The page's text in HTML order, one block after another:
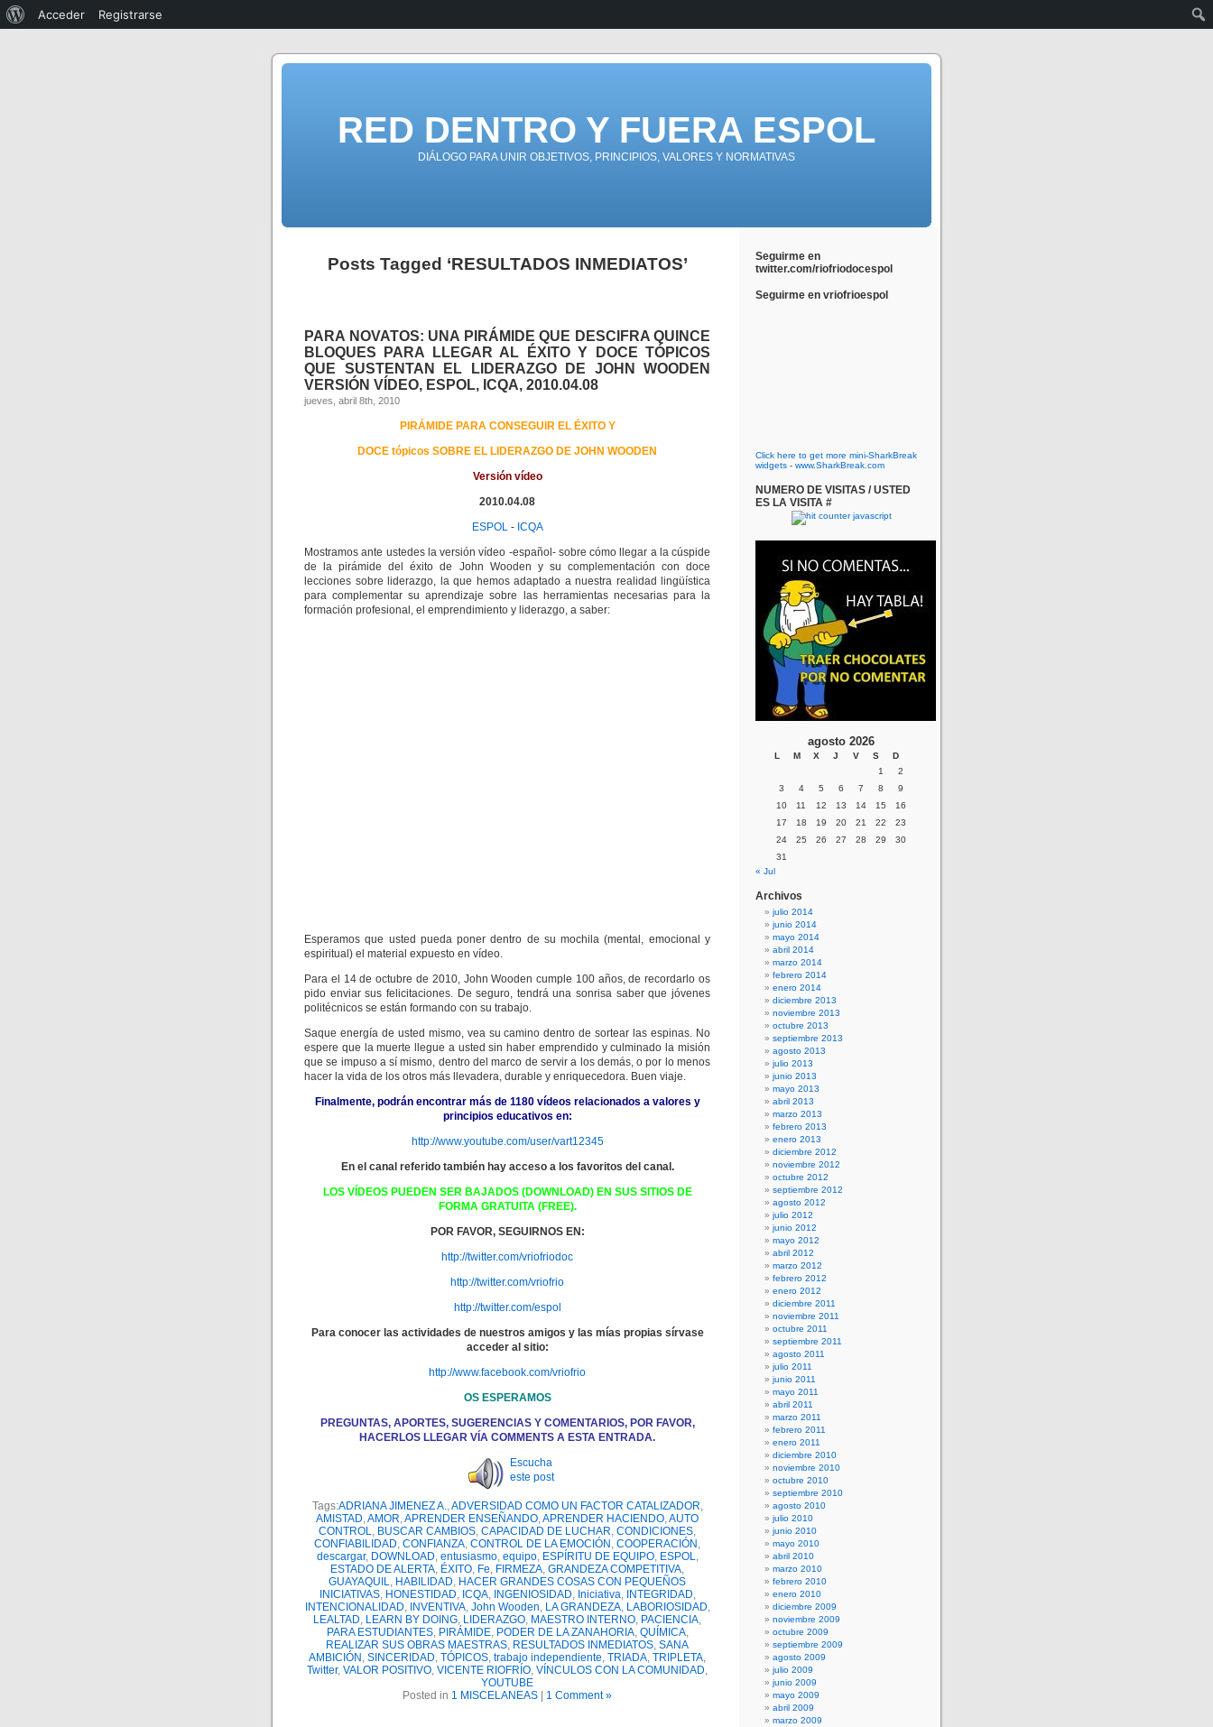
RED DENTRO Y FUERA ESPOL
DIÁLOGO PARA UNIR OBJETIVOS, PRINCIPIOS, VALORES Y NORMATIVAS
Posts Tagged ‘RESULTADOS INMEDIATOS’
PARA NOVATOS: UNA PIRÁMIDE QUE DESCIFRA QUINCE
BLOQUES PARA LLEGAR AL ÉXITO Y DOCE TÓPICOS
QUE SUSTENTAN EL LIDERAZGO DE JOHN WOODEN
VERSIÓN VÍDEO, ESPOL, ICQA, 2010.04.08
jueves, abril 8th, 2010
PIRÁMIDE PARA CONSEGUIR EL ÉXITO Y
DOCE tópicos SOBRE EL LIDERAZGO DE JOHN WOODEN
Versión vídeo
2010.04.08
ESPOL- ICQA
Mostramos ante ustedes la versión vídeo -español- sobre cómo llegar a la cúspide
de la pirámide del éxito de John Wooden y su complementación con doce
lecciones sobre liderazgo, la que hemos adaptado a nuestra realidad lingüística
para complementar su aprendizaje sobre las herramientas necesarias para la
formación profesional, el emprendimiento y liderazgo, a saber:
Esperamos que usted pueda poner dentro de su mochila (mental, emocional y
espiritual) el material expuesto en vídeo.
Para el 14 de octubre de 2010, John Wooden cumple 100 años, de recordarlo os
pido enviar sus felicitaciones. De seguro, tendrá una sonrisa saber que jóvenes
politécnicos se están formando con su trabajo.
Saque energía de usted mismo, vea su camino dentro de sortear las espinas. No
espere que la muerte llegue a usted sin haber emprendido y culminado la misión
que se impuso a sí mismo, dentro del marco de servir a los demás, o por lo menos
hacer la vida de los otros más llevadera, durable y enriquecedora. Buen viaje.
Finalmente, podrán encontrar más de 1180 vídeos relacionados a valores y
principios educativos en:
http://www.youtube.com/user/vart12345
En el canal referido también hay acceso a los favoritos del canal.
LOS VÍDEOS PUEDEN SER BAJADOS (DOWNLOAD) EN SUS SITIOS DE
FORMA GRATUITA (FREE).
POR FAVOR, SEGUIRNOS EN:
http://twitter.com/vriofriodoc
http://twitter.com/vriofrio
http://twitter.com/espol
Para conocer las actividades de nuestros amigos y las mías propias sírvase
acceder al sitio:
http://www.facebook.com/vriofrio
OS ESPERAMOS
PREGUNTAS, APORTES, SUGERENCIAS Y COMENTARIOS, POR FAVOR,
HACERLOS LLEGAR VÍA COMMENTS A ESTA ENTRADA.
Escucha
este post
Tags:ADRIANA JIMENEZ A.,ADVERSIDAD COMO UN FACTOR CATALIZADOR,
AMISTAD,AMOR,APRENDER ENSEÑANDO,APRENDER HACIENDO,AUTO
CONTROL, BUSCAR CAMBIOS, CAPACIDAD DE LUCHAR, CONDICIONES,
CONFIABILIDAD, CONFIANZA, CONTROL DE LA EMOCIÓN , COOPERACIÓN ,
descargar, DOWNLOAD, entusiasmo, equipo, ESPÍRITU DE EQUIPO, ESPOL,
ESTADO DE ALERTA, ÉXITO, Fe, FIRMEZA, GRANDEZA COMPETITIVA,
GUAYAQUIL, HABILIDAD, HACER GRANDES COSAS CON PEQUEÑOS
INICIATIVAS, HONESTIDAD, ICQA, INGENIOSIDAD, Iniciativa, INTEGRIDAD,
INTENCIONALIDAD, INVENTIVA, John Wooden, LA GRANDEZA, LABORIOSIDAD,
LEALTAD, LEARN BY DOING, LIDERAZGO, MAESTRO INTERNO, PACIENCIA,
PARA ESTUDIANTES, PIRÁMIDE, PODER DE LA ZANAHORIA, QUÍMICA,
REALIZAR SUS OBRAS MAESTRAS, RESULTADOS INMEDIATOS, SANA
AMBICIÓN , SINCERIDAD, TÓPICOS, trabajo independiente, TRIADA, TRIPLETA,
Twitter, VALOR POSITIVO, VICENTE RIOFRÍO, VÍNCULOS CON LA COMUNIDAD,
YOUTUBE
Posted in 1 MISCELANEAS 1 Comment »
Seguirme en
twitter.com/riofriodocespol
Seguirme en vriofrioespol
Click here to get more mini-SharkBreak
widgets - www.SharkBreak.com
NUMERO DE VISITAS / USTED
ES LA VISITA #
agosto 2026
L M X J V S
D
1
2
3
4 5 6 7 8
9
10
11 12 13 14 15
16
17
18 19 20 21 22
23
24
25 26 27 28 29
30
31
« Jul
Archivos
julio 2014
junio 2014
mayo 2014
abril 2014
marzo 2014
febrero 2014
enero 2014
diciembre 2013
noviembre 2013
octubre 2013
septiembre 2013
agosto 2013
julio 2013
junio 2013
mayo 2013
abril 2013
marzo 2013
febrero 2013
enero 2013
diciembre 2012
noviembre 2012
octubre 2012
septiembre 2012
agosto 2012
julio 2012
junio 2012
mayo 2012
abril 2012
marzo 2012
febrero 2012
enero 2012
diciembre 2011
noviembre 2011
octubre 2011
septiembre 2011
agosto 2011
julio 2011
junio 2011
mayo 2011
abril 2011
marzo 2011
febrero 2011
enero 2011
diciembre 2010
noviembre 2010
octubre 2010
septiembre 2010
agosto 2010
julio 2010
junio 2010
mayo 2010
abril 2010
marzo 2010
febrero 2010
enero 2010
diciembre 2009
noviembre 2009
octubre 2009
septiembre 2009
agosto 2009
julio 2009
junio 2009
mayo 2009
abril 2009
marzo 2009
Acceder Registrarse